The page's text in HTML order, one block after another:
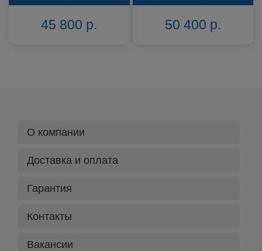
45 800 р. 50 400 р.
О компании
Доставка и оплата
Гарантия
Контакты
Вакансии